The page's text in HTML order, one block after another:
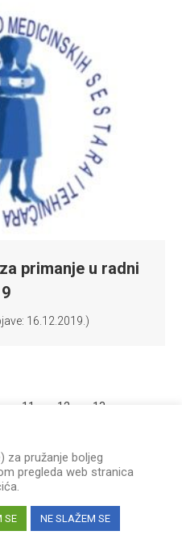
primanje u radni
16.12.2019.)
11 12 13
Marketing strategije
za pružanje boljeg
pregleda web stranica
SE NE SLAŽEM SE